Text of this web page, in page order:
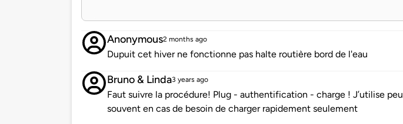
Anonymous2 months ago
Dupuit cet hiver ne fonctionne pas halte routière bord de l'eau
Bruno & Linda3 years ago
Faut suivre la procédure! Plug - authentification - charge ! J’utilise peu
souvent en cas de besoin de charger rapidement seulement